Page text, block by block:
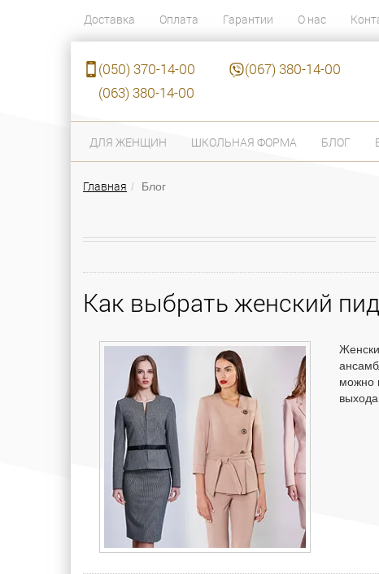
Доставка Оплата Гарантии О нас
(050) 370-14-00
(067) 380-14-00
(063) 380-14-00
ДЛЯ ЖЕНЩИН ШКОЛЬНАЯ ФОРМА БЛОГ
Главная Блог
Как выбрать женский
можно
выхода